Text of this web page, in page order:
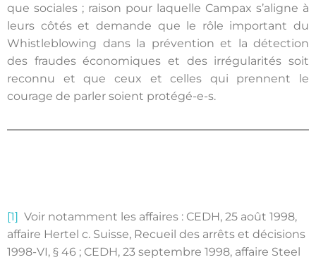
que sociales ; raison pour laquelle Campax s’aligne à
leurs côtés et demande que le rôle important du
Whistleblowing dans la prévention et la détection
des fraudes économiques et des irrégularités soit
reconnu et que ceux et celles qui prennent le
courage de parler soient protégé-e-s.
[1] Voir notamment les affaires : CEDH, 25 août 1998,
affaire Hertel c. Suisse, Recueil des arrêts et décisions
1998-VI, § 46 ; CEDH, 23 septembre 1998, affaire Steel